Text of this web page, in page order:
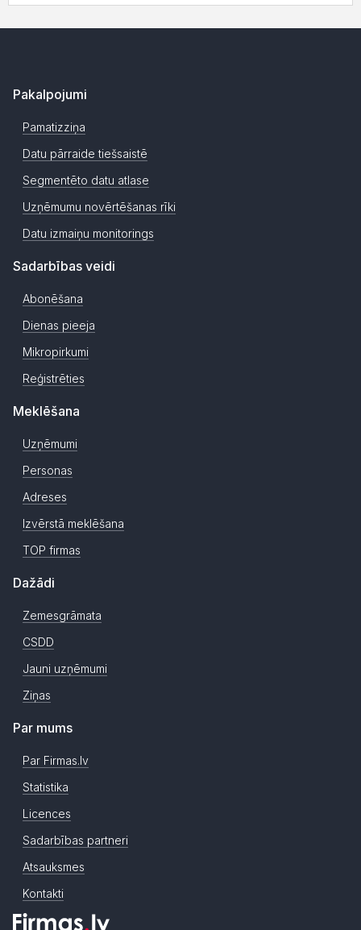
Pakalpojumi
Pamatizziņa
Datu pārraide tiešsaistē
Segmentēto datu atlase
Uzņēmumu novērtēšanas rīki
Datu izmaiņu monitorings
Sadarbības veidi
Abonēšana
Dienas pieeja
Mikropirkumi
Reģistrēties
Meklēšana
Uzņēmumi
Personas
Adreses
Izvērstā meklēšana
TOP firmas
Dažādi
Zemesgrāmata
CSDD
Jauni uzņēmumi
Ziņas
Par mums
Par Firmas.lv
Statistika
Licences
Sadarbības partneri
Atsauksmes
Kontakti